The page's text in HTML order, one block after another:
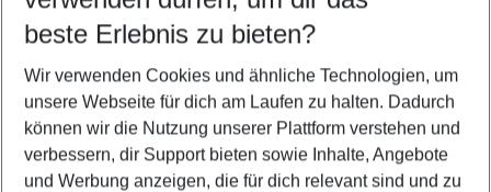
5-8 Nächte
2 Erwachsene Keine Kinder
Mehr Filter anzeigen
beste Erlebnis zu bieten?
Wir verwenden Cookies und ähnliche Technologien, um
unsere Webseite für dich am Laufen zu halten. Dadurch
können wir die Nutzung unserer Plattform verstehen und
verbessern, dir Support bieten sowie Inhalte, Angebote
und Werbung anzeigen, die für dich relevant sind und zu